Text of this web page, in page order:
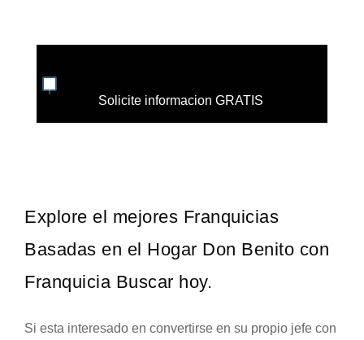
Solicite informacion GRATIS
Explore el mejores Franquicias
Basadas en el Hogar Don Benito con
Franquicia Buscar hoy.
Si esta interesado en convertirse en su propio jefe con